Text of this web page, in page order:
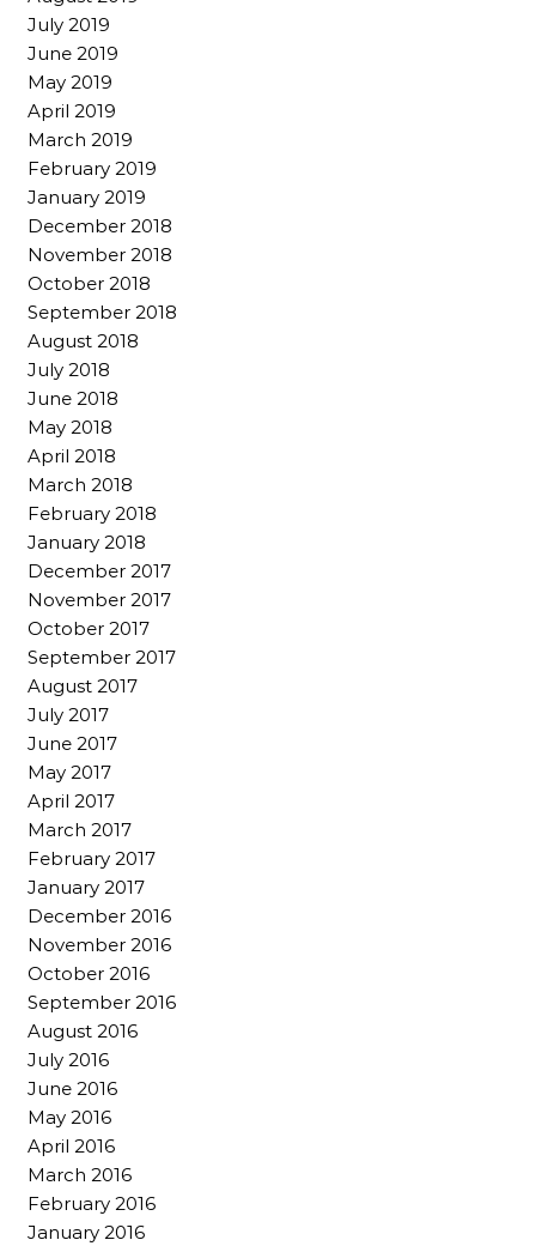
July 2019
June 2019
May 2019
April 2019
March 2019
February 2019
January 2019
December 2018
November 2018
October 2018
September 2018
August 2018
July 2018
June 2018
May 2018
April 2018
March 2018
February 2018
January 2018
December 2017
November 2017
October 2017
September 2017
August 2017
July 2017
June 2017
May 2017
April 2017
March 2017
February 2017
January 2017
December 2016
November 2016
October 2016
September 2016
August 2016
July 2016
June 2016
May 2016
April 2016
March 2016
February 2016
January 2016